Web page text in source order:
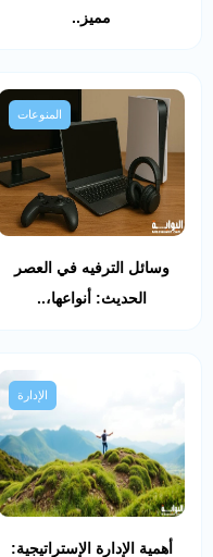
مميز..
المنوعات
وسائل الترفيه في العصر
الحديث: أنواعها،..
الإدارة
أهمية الإدارة الإستراتيجية: